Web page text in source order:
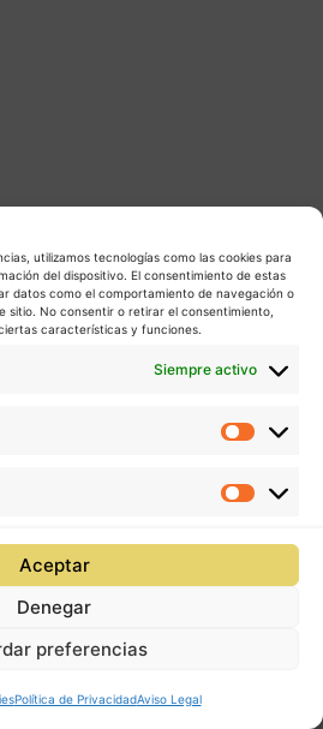
utilizamos tecnologías como las cookies para
del dispositivo. El consentimiento de estas
datos como el comportamiento de navegación o
sitio. No consentir o retirar el consentimiento,
características y funciones.
Siempre activo
Aceptar
Denegar
preferencias
Política de PrivacidadAviso Legal